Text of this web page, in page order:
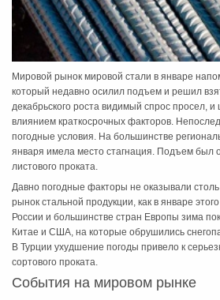
Мировой рынок мировой стали в январе
который недавно осилил подъем и решил
декабрьского роста видимый спрос просел,
влиянием краткосрочных факторов.
погодные условия. На большинстве
января имела место стагнация. Подъем был
листового проката.
Давно погодные факторы не оказывали
рынок стальной продукции, как в январе
России и большинстве стран Европы зима
Китае и США, на которые обрушились
В Турции ухудшение погоды привело к
сортового проката.
События на мировом рынке